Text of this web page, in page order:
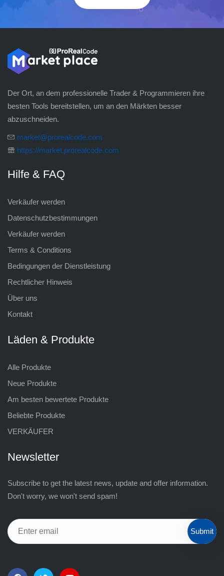
Der Ort, an dem professionelle Trader & Programmieren ihre
besten Tools bereitstellen, um an den Märkten besser
abzuschneiden.
market@prorealcode.com
https://market.prorealcode.com
Hilfe & FAQ
Verkäufer werden
Datenschutzbestimmungen
Verkäufer werden
Terms & Conditions
Bedingungen der Dienstleistung
Rechtlicher Hinweis
Über uns
Kontakt
Läden & Produkte
Alle Produkte
Neue Produkte
Am besten bewertete Produkte
Beliebte Produkte
VERKÄUFER
Newsletter
Subscribe to get the latest news, update and offer information.
Don't worry, we won't send spam!
Submit